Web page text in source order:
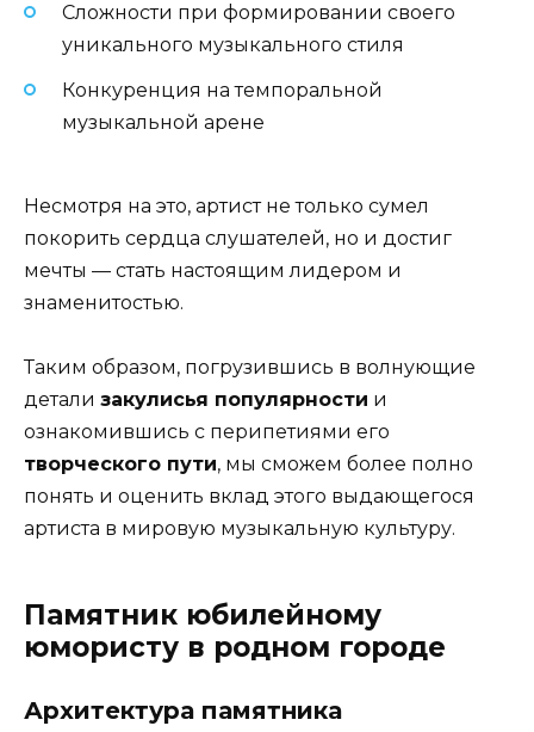
Сложности при формировании своего
уникального музыкального стиля
Конкуренция на темпоральной
музыкальной арене
Несмотря на это, артист не только сумел
покорить сердца слушателей, но и достиг
мечты — стать настоящим лидером и
знаменитостью.
Таким образом, погрузившись в волнующие
детали закулисья популярности и
ознакомившись с перипетиями его
творческого пути, мы сможем более полно
понять и оценить вклад этого выдающегося
артиста в мировую музыкальную культуру.
Памятник юбилейному
юмористу в родном городе
Архитектура памятника